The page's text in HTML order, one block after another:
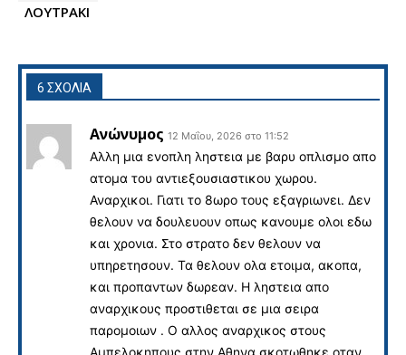
ΛΟΥΤΡΑΚΙ
6 ΣΧΟΛΙΑ
Ανώνυμος 12 Μαΐου, 2026 στο 11:52
Αλλη μια ενοπλη ληστεια με βαρυ οπλισμο απο
ατομα του αντιεξουσιαστικου χωρου.
Αναρχικοι. Γιατι το 8ωρο τους εξαγριωνει. Δεν
θελουν να δουλευουν οπως κανουμε ολοι εδω
και χρονια. Στο στρατο δεν θελουν να
υπηρετησουν. Τα θελουν ολα ετοιμα, ακοπα,
και προπαντων δωρεαν. Η ληστεια απο
αναρχικους προστιθεται σε μια σειρα
παρομοιων . Ο αλλος αναρχικος στους
Αμπελοκηπους στην Αθηνα σκοτωθηκε οταν